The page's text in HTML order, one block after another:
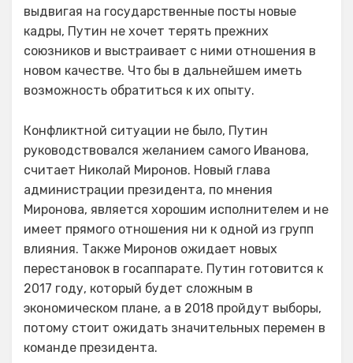
выдвигая на государственные посты новые
кадры, Путин не хочет терять прежних
союзников и выстраивает с ними отношения в
новом качестве. Что бы в дальнейшем иметь
возможность обратиться к их опыту.
Конфликтной ситуации не было, Путин
руководствовался желанием самого Иванова,
считает Николай Миронов. Новый глава
администрации президента, по мнения
Миронова, является хорошим исполнителем и не
имеет прямого отношения ни к одной из групп
влияния. Также Миронов ожидает новых
перестановок в госаппарате. Путин готовится к
2017 году, который будет сложным в
экономическом плане, а в 2018 пройдут выборы,
потому стоит ожидать значительных перемен в
команде президента.